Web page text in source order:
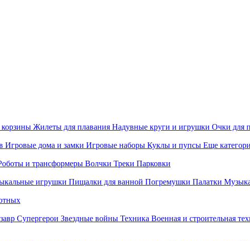
Жилеты для плавания Надувные круги и игрушки Очки для
Игровые дома и замки Игровые наборы Куклы и пупсы Еще
и трансформеры Волчки Треки Парковки
игрушки Пищалки для ванной Погремушки Палатки
Супергерои Звездные войны Техника Военная и строительная